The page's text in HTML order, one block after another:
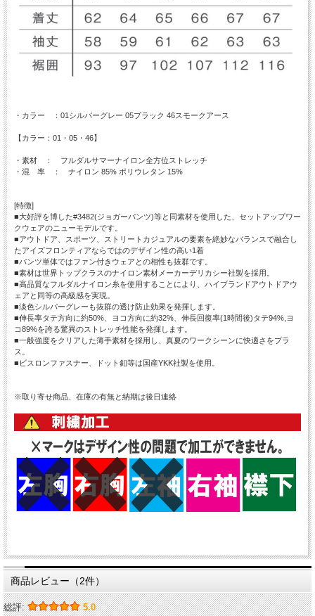
・カラー ：01シルバーグレー 05ブラック 46スモークアース
【カラー：01・05・46】
・素材 ： フルダルサマーナイロン全方位ストレッチ
・混 率 ： ナイロン 85% ポリウレタン 15%
[特徴]
■大好評を博した#3482(ジョガーパンツ)等と同素材を使用した、セットアップワー
クウェアのニューモデルです。
■アウトドア、スポーツ、ストリートカジュアルの要素を絶妙なバランスで融合し
たアイズフロンティアならではのデザイン性の高い1着
■パンツ単体ではファン付きウェアとの相性も抜群です。
■素材は世界トップクラスのナイロン素材メーカーデリカシー社製を採用。
■高品質なフルダルナイロン糸を使用することにより、ハイブランドアウトドアウ
ェアと同等の高級感を実現。
■淡色シルバーグレーも抜群の透け防止効果を発揮します。
■伸長率タテ方向に約50%、ヨコ方向に約32%、伸長回復率(1時間後)タテ94%,ヨ
コ89%を誇る驚異のストレッチ性能を発揮します。
■一般強度をクリアした薄手素材を採用し、真夏のワークシーンに快適さをプラ
ス。
■ビスロンファスナー、ドット釦等は国産YKK社製を使用。
※取り寄せ商品、在庫の有無と納期は後日連絡
商品レビュー（2件）
総評: 5.0